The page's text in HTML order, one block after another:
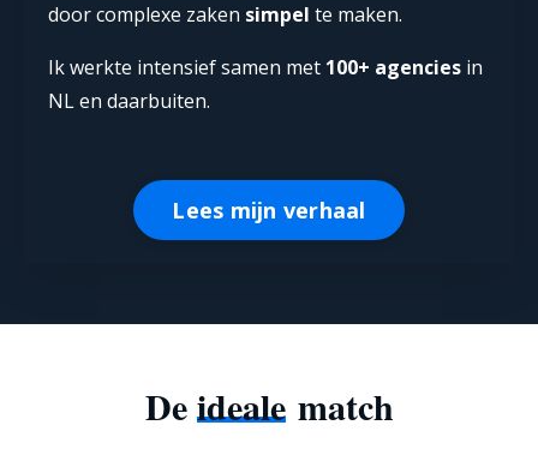
door complexe zaken simpel te maken.
Ik werkte intensief samen met 100+ agencies in
NL en daarbuiten.
Lees mijn verhaal
Deidealematch